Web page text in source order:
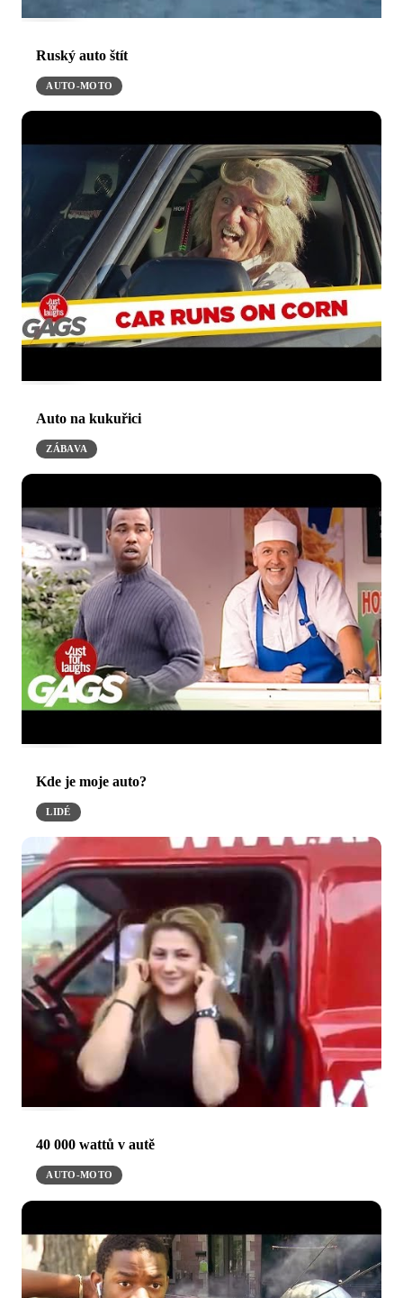
Ruský auto štít
AUTO-MOTO
Auto na kukuřici
ZÁBAVA
Kde je moje auto?
LIDÉ
40 000 wattů v autě
AUTO-MOTO